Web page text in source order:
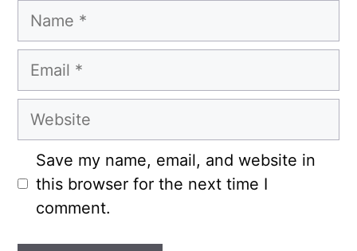
Name
Email
Website
Save my name, email, and website in
this browser for the next time I
comment.